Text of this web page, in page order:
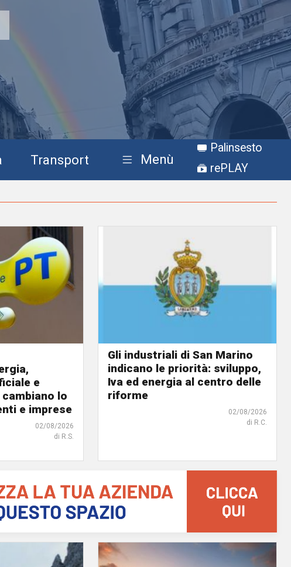
Transport Menù
Palinsesto
rePLAY
e
lo
e imprese
02/08/2026
di R.S.
Gli industriali di San Marino
indicano le priorità: sviluppo,
Iva ed energia al centro delle
riforme
02/08/2026
di R.C.